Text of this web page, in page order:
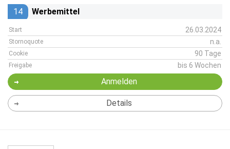
14 Werbemittel
Start 26.03.2024
Stornoquote n.a.
Cookie 90 Tage
Freigabe bis 6 Wochen
Anmelden
Details